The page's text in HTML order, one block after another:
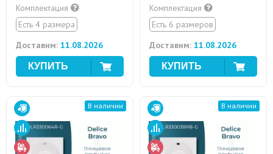
Комплектация
Есть 4 размера
Доставим: 11.08.2026
Комплектация
Есть 6 размеров
Доставим: 11.08.2026
В наличии В наличии